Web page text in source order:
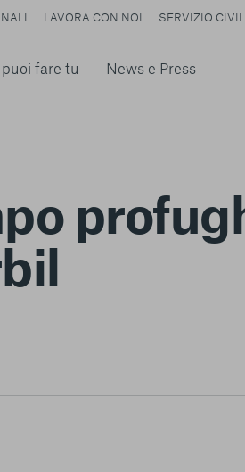
puoi fare tu News e Press
LAVORA CON NOI SERVIZIO